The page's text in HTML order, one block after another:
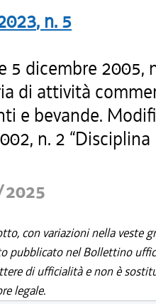
, n. 5
5 dicembre 2005,
di attività
e bevande.
n. 2 “Disciplina
con variazioni nella veste
pubblicato nel Bollettino
di ufficialità e non è
legale.